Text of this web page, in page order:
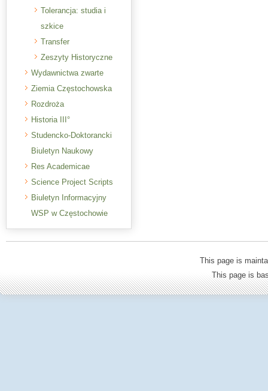
Tolerancja: studia i
szkice
Transfer
Zeszyty Historyczne
Wydawnictwa zwarte
Ziemia Częstochowska
Rozdroża
Historia III°
Studencko-Doktorancki
Biuletyn Naukowy
Res Academicae
Science Project Scripts
Biuletyn Informacyjny
WSP w Częstochowie
This page is
This page is